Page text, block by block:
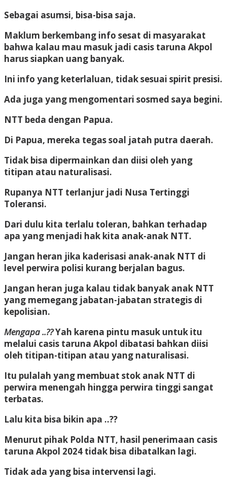
Sebagai asumsi, bisa-bisa saja.
Maklum berkembang info sesat di masyarakat
bahwa kalau mau masuk jadi casis taruna Akpol
harus siapkan uang banyak.
Ini info yang keterlaluan, tidak sesuai spirit presisi.
Ada juga yang mengomentari sosmed saya begini.
NTT beda dengan Papua.
Di Papua, mereka tegas soal jatah putra daerah.
Tidak bisa dipermainkan dan diisi oleh yang
titipan atau naturalisasi.
Rupanya NTT terlanjur jadi Nusa Tertinggi
Toleransi.
Dari dulu kita terlalu toleran, bahkan terhadap
apa yang menjadi hak kita anak-anak NTT.
Jangan heran jika kaderisasi anak-anak NTT di
level perwira polisi kurang berjalan bagus.
Jangan heran juga kalau tidak banyak anak NTT
yang memegang jabatan-jabatan strategis di
kepolisian.
Mengapa ..??Yah karena pintu masuk untuk itu
melalui casis taruna Akpol dibatasi bahkan diisi
oleh titipan-titipan atau yang naturalisasi.
Itu pulalah yang membuat stok anak NTT di
perwira menengah hingga perwira tinggi sangat
terbatas.
Lalu kita bisa bikin apa ..??
Menurut pihak Polda NTT, hasil penerimaan casis
taruna Akpol 2024 tidak bisa dibatalkan lagi.
Tidak ada yang bisa intervensi lagi.